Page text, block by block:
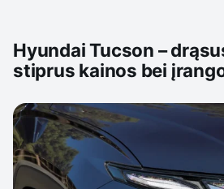
Hyundai Tucson –
stiprus kainos bei